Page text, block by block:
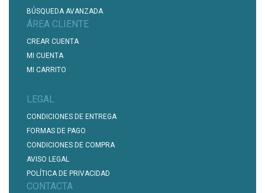
BÚSQUEDA AVANZADA
ÁREA CLIENTE
CREAR CUENTA
MI CUENTA
MI CARRITO
LEGAL
CONDICIONES DE ENTREGA
FORMAS DE PAGO
CONDICIONES DE COMPRA
AVISO LEGAL
POLÍTICA DE PRIVACIDAD
CONTACTA